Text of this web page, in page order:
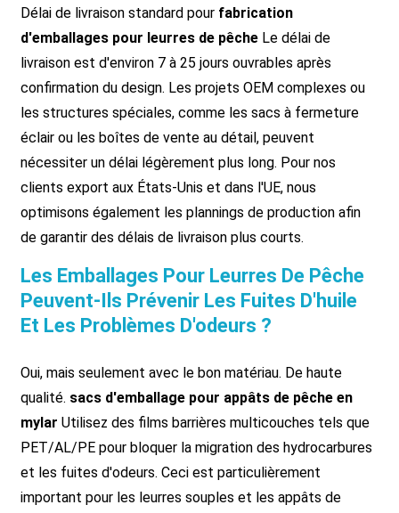
Délai de livraison standard pour fabrication
d'emballages pour leurres de pêcheLe délai de
livraison est d'environ 7 à 25 jours ouvrables après
confirmation du design. Les projets OEM complexes ou
les structures spéciales, comme les sacs à fermeture
éclair ou les boîtes de vente au détail, peuvent
nécessiter un délai légèrement plus long. Pour nos
clients export aux États-Unis et dans l'UE, nous
optimisons également les plannings de production afin
de garantir des délais de livraison plus courts.
Les Emballages Pour Leurres De Pêche
Peuvent-Ils Prévenir Les Fuites D'huile
Et Les Problèmes D'odeurs ?
Oui, mais seulement avec le bon matériau. De haute
qualité. sacs d'emballage pour appâts de pêche en
mylar Utilisez des films barrières multicouches tels que
PET/AL/PE pour bloquer la migration des hydrocarbures
et les fuites d'odeurs. Ceci est particulièrement
important pour les leurres souples et les appâts de